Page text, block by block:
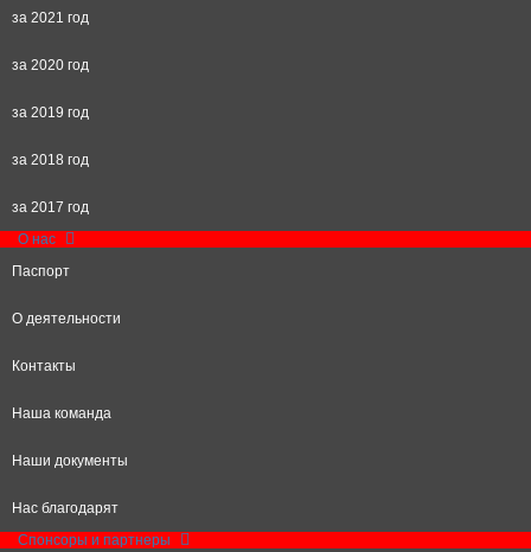
за 2021 год
за 2020 год
за 2019 год
за 2018 год
за 2017 год
О нас
Паспорт
О деятельности
Контакты
Наша команда
Наши документы
Нас благодарят
Спонсоры и партнеры